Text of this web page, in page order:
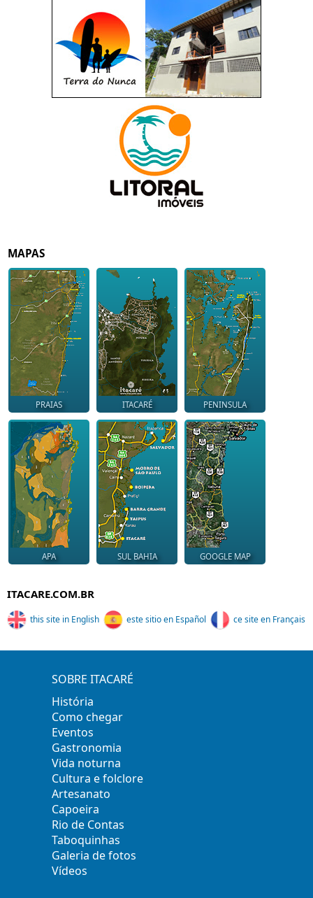
MAPAS
PRAIAS ITACARÉ PENINSULA
APA SUL BAHIA GOOGLE MAP
ITACARE.COM.BR
this site in English este sitio en Español ce site en Français
SOBRE ITACARÉ
História
Como chegar
Eventos
Gastronomia
Vida noturna
Cultura e folclore
Artesanato
Capoeira
Rio de Contas
Taboquinhas
Galeria de fotos
Vídeos